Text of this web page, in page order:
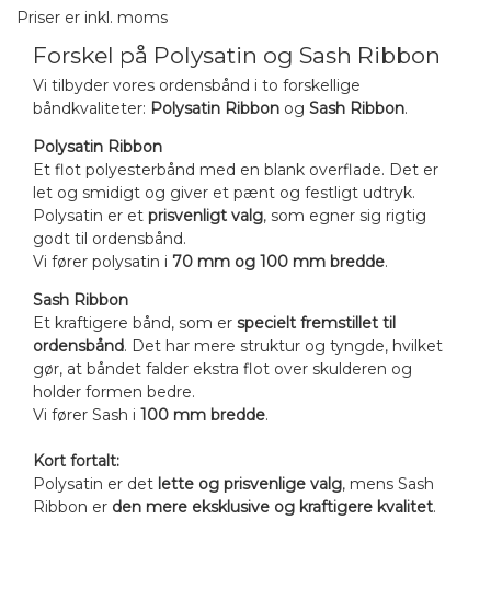
billederne.
Priser er inkl. moms
Forskel på Polysatin og Sash Ribbon
Vi tilbyder vores ordensbånd i to forskellige
båndkvaliteter: Polysatin Ribbon og Sash Ribbon.
Polysatin Ribbon
Et flot polyesterbånd med en blank overflade. Det er
let og smidigt og giver et pænt og festligt udtryk.
Polysatin er et prisvenligt valg, som egner sig rigtig
godt til ordensbånd.
Vi fører polysatin i 70 mm og 100 mm bredde.
Sash Ribbon
Et kraftigere bånd, som er specielt fremstillet til
ordensbånd. Det har mere struktur og tyngde, hvilket
gør, at båndet falder ekstra flot over skulderen og
holder formen bedre.
Vi fører Sash i 100 mm bredde.
Kort fortalt:
Polysatin er det lette og prisvenlige valg, mens Sash
Ribbon er den mere eksklusive og kraftigere kvalitet.